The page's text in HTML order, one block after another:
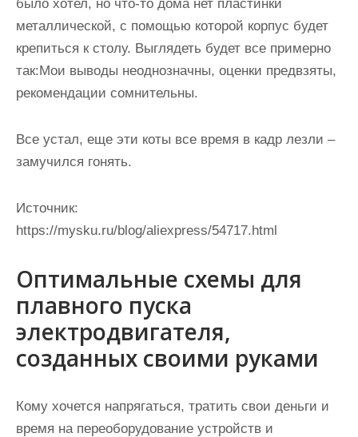
было хотел, но что-то дома нет пластинки
металлической, с помощью которой корпус будет
крепиться к столу. Выглядеть будет все примерно
так:Мои выводы неоднозначны, оценки предвзяты,
рекомендации сомнительны.
Все устал, еще эти коты все время в кадр лезли –
замучился гонять.
Источник:
https://mysku.ru/blog/aliexpress/54717.html
Оптимальные схемы для
плавного пуска
электродвигателя,
созданных своими руками
Кому хочется напрягаться, тратить свои деньги и
время на переоборудование устройств и